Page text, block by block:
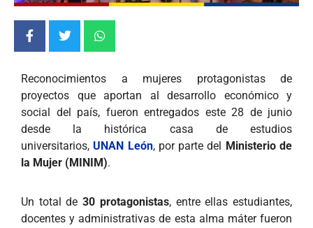
Reconocimientos a mujeres protagonistas de
proyectos que aportan al desarrollo económico y
social del país, fueron entregados este 28 de junio
desde la histórica casa de estudios
universitarios,UNAN León, por parte del
Ministerio de
la Mujer (MINIM).
Un total de30 protagonistas, entre ellas estudiantes,
docentes y administrativas de esta alma máter fueron